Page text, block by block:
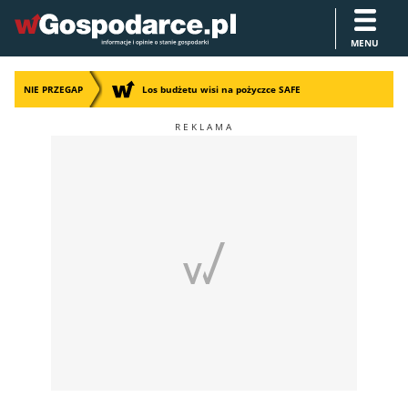
MENU
NIE PRZEGAP Los budżetu wisi na pożyczce SAFE